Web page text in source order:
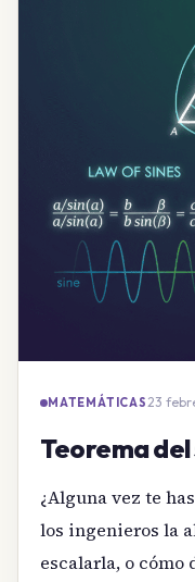
MATEMÁTICAS23
Teorema del
¿Alguna vez te
los ingenieros la
escalarla, o cómo